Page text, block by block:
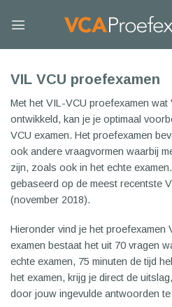
VIL VCU proefexamen
Met het VIL-VCU proefexamen wat
ontwikkeld, kan je je optimaal
VCU examen. Het proefexamen
ook andere vraagvormen waarbij
zijn, zoals ook in het echte
gebaseerd op de meest recentste
(november 2018).
Hieronder vind je het proefexamen
examen bestaat het uit 70 vragen
echte examen, 75 minuten de tijd
het examen, krijg je direct de
door jouw ingevulde antwoorden te